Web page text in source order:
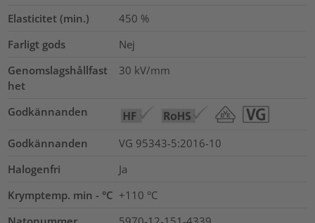
Elasticitet (min.) 450 %
Farligt gods
Nej
Genomslagshållfast
het
30 kV/mm
Godkännanden
Godkännanden
VG 95343-5:2016-10
Halogenfri
Ja
Krymptemp. min - °C +110 °C